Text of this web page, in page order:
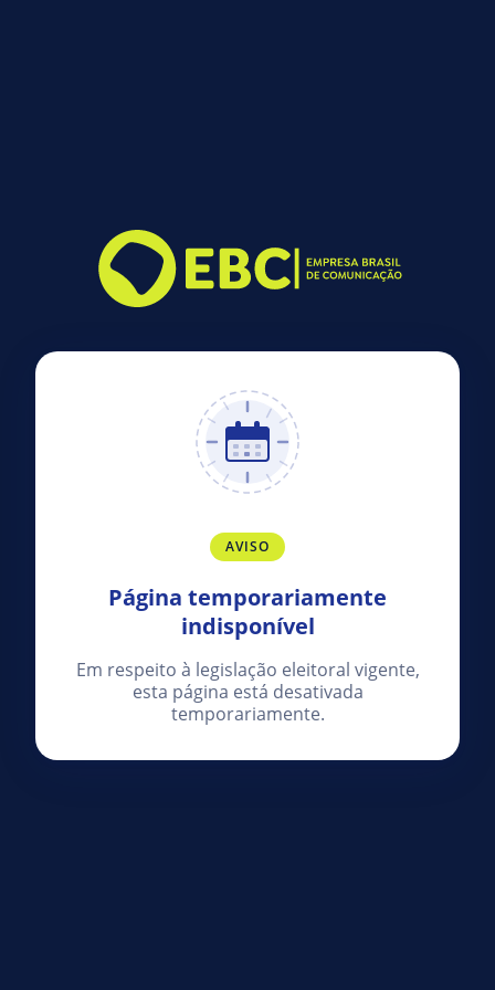
AVISO
Página temporariamente
indisponível
Em respeito à legislação eleitoral vigente,
esta página está desativada
temporariamente.